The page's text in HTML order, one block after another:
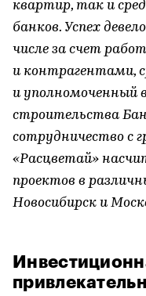
квартир, так и
банков. Успех
числе за счет
и контрагентами,
и уполномоченный
строительства
сотрудничество с
«Расцветай»
проектов в
Новосибирск и